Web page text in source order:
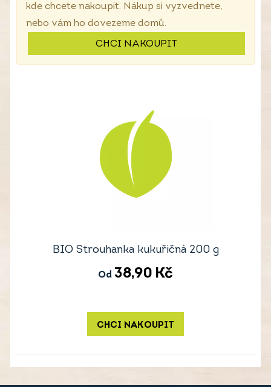
kde chcete nakoupit. Nákup si vyzvednete,
nebo vám ho dovezeme domů.
CHCI NAKOUPIT
BIO Strouhanka kukuřičná 200 g
Od 38,90 Kč
CHCI NAKOUPIT